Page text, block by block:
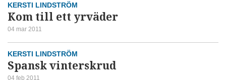
KERSTI LINDSTRÖM
Kom till ett yrväder
04 mar 2011
KERSTI LINDSTRÖM
Spansk vinterskrud
04 feb 2011